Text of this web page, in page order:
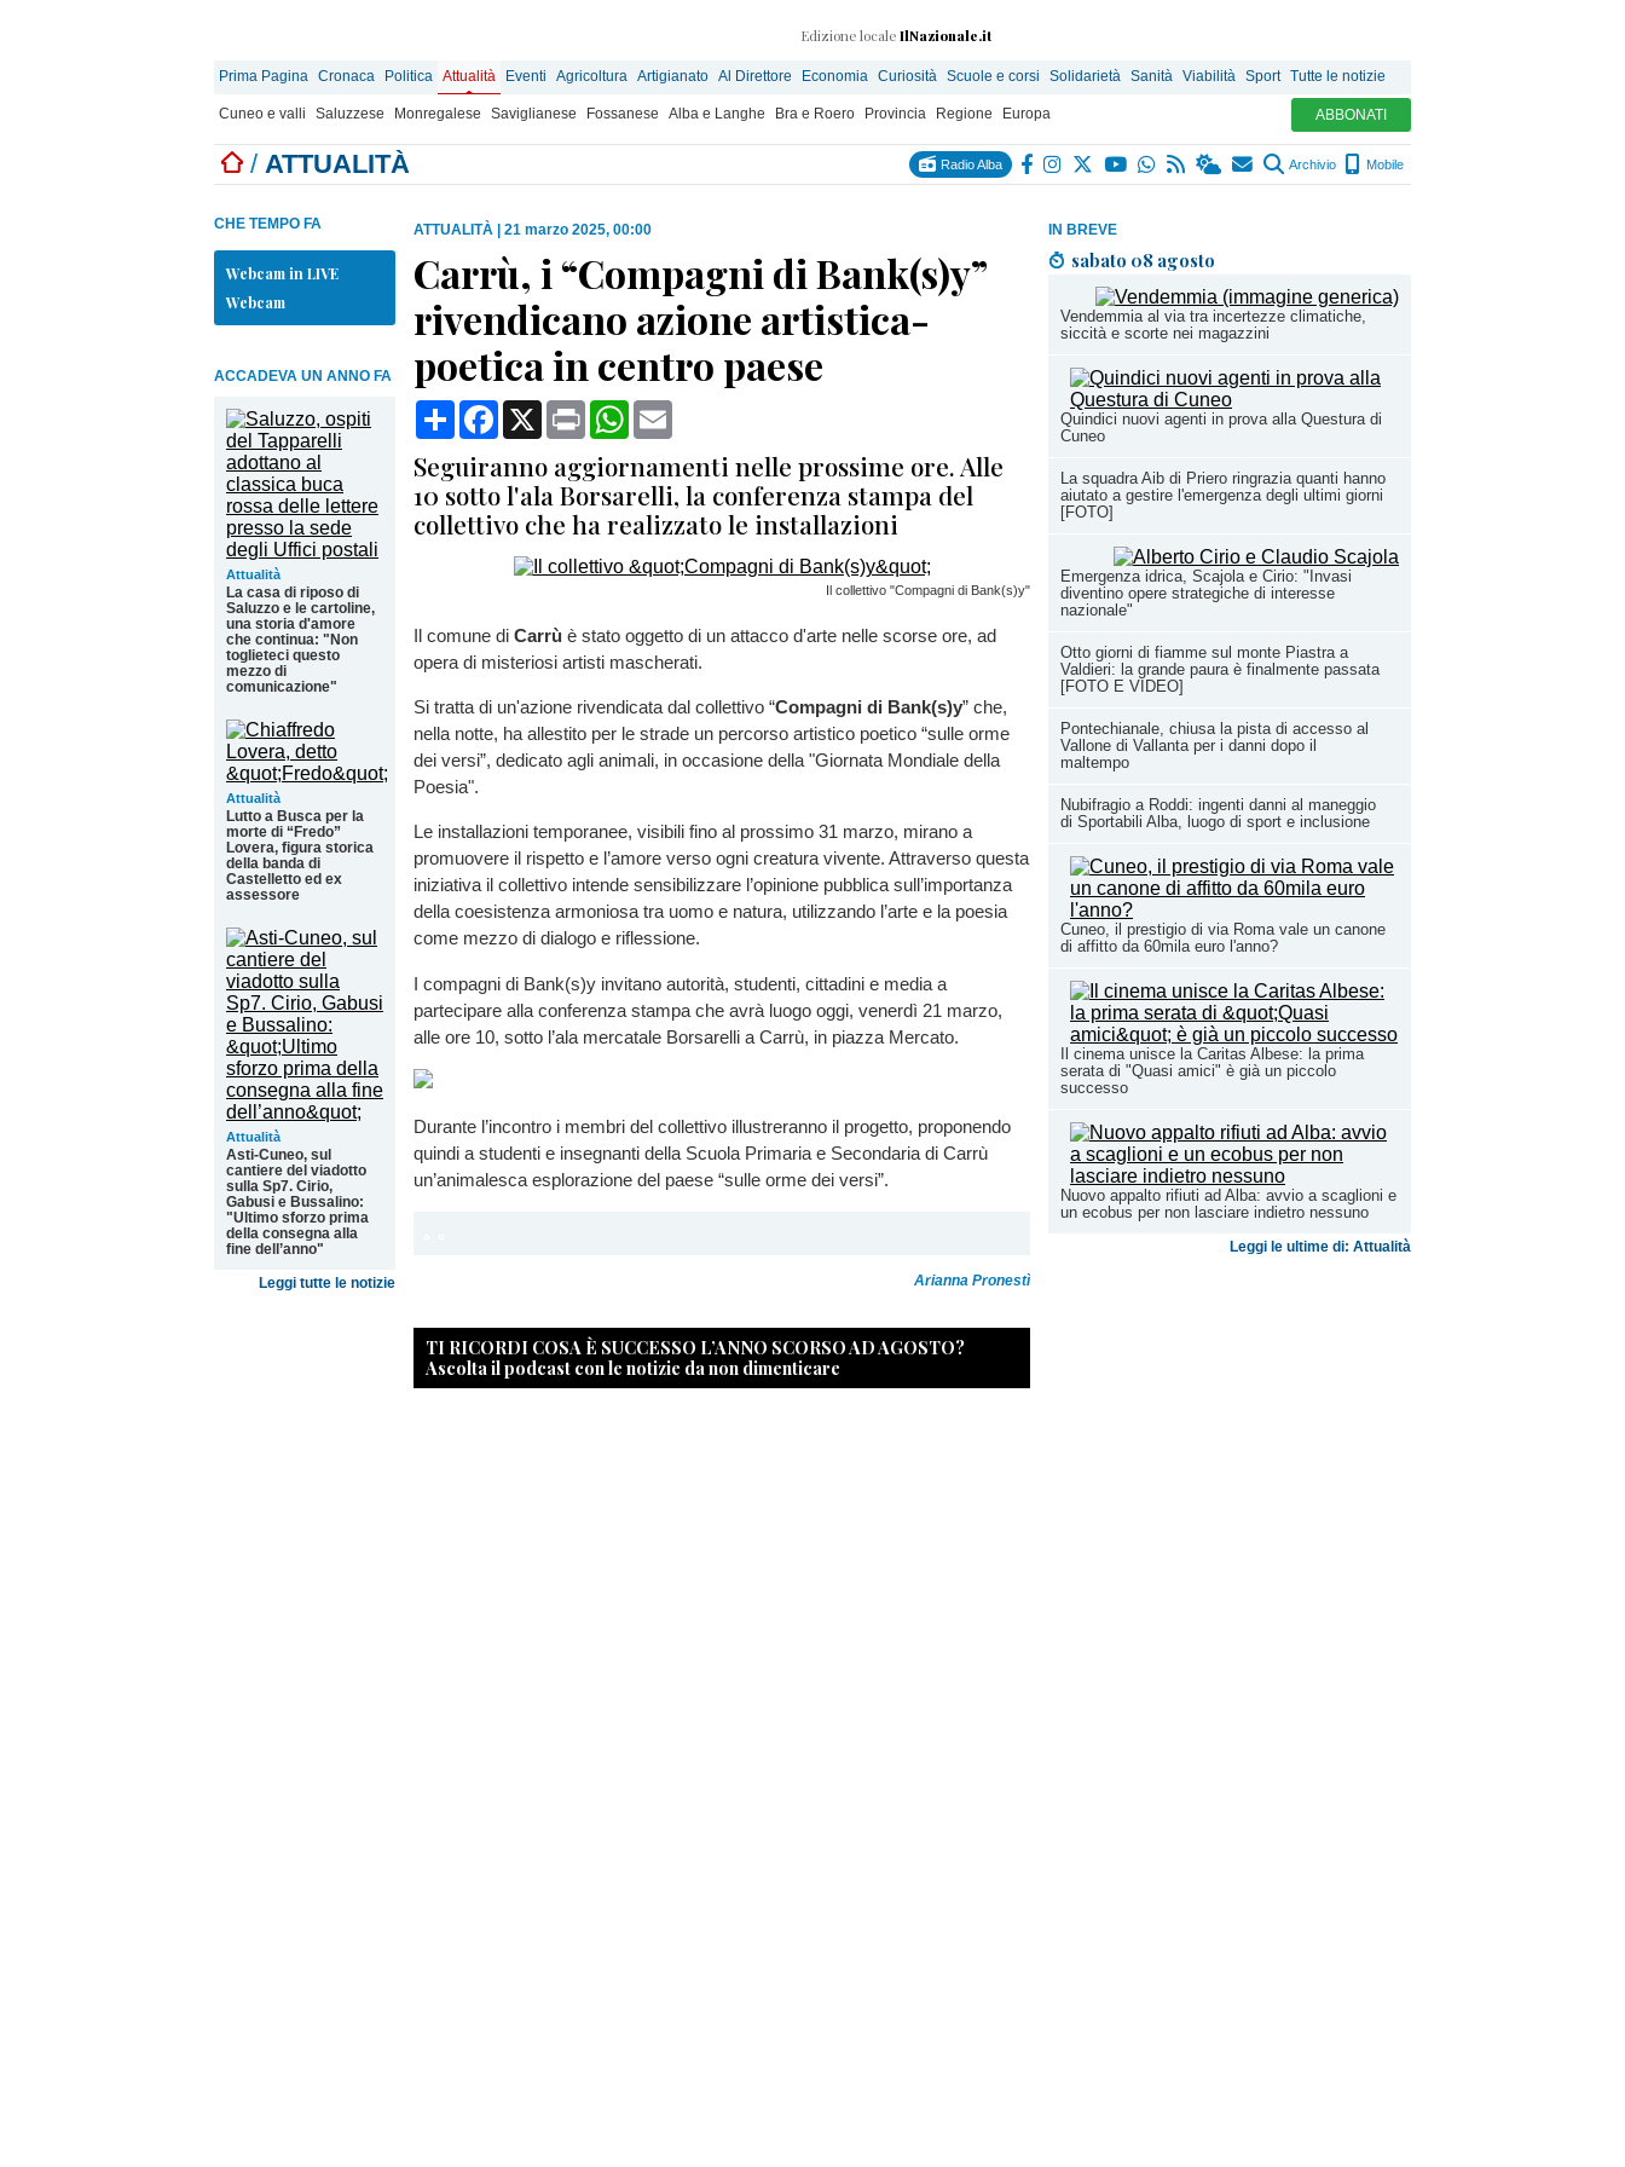
Edizione locale IlNazionale.it
Prima Pagina Cronaca Politica Attualità Eventi Agricoltura Artigianato Al Direttore Economia Curiosità Scuole e corsi Solidarietà Sanità Viabilità Sport Tutte le notizie
Cuneo e valli Saluzzese Monregalese Saviglianese Fossanese Alba e Langhe Bra e Roero Provincia Regione Europa ABBONATI
/ ATTUALITÀ Radio Alba Archivio Mobile
IN BREVE
sabato 08 agosto
Vendemmia al via tra incertezze climatiche,
siccità e scorte nei magazzini
Quindici nuovi agenti in prova alla Questura di
Cuneo
La squadra Aib di Priero ringrazia quanti hanno
aiutato a gestire l'emergenza degli ultimi giorni
[FOTO]
Emergenza idrica, Scajola e Cirio: "Invasi
diventino opere strategiche di interesse
nazionale"
Otto giorni di fiamme sul monte Piastra a
Valdieri: la grande paura è finalmente passata
[FOTO E VIDEO]
Pontechianale, chiusa la pista di accesso al
Vallone di Vallanta per i danni dopo il
maltempo
Nubifragio a Roddi: ingenti danni al maneggio
di Sportabili Alba, luogo di sport e inclusione
Cuneo, il prestigio di via Roma vale un canone
di affitto da 60mila euro l'anno?
Il cinema unisce la Caritas Albese: la prima
serata di "Quasi amici" è già un piccolo
successo
Nuovo appalto rifiuti ad Alba: avvio a scaglioni e
un ecobus per non lasciare indietro nessuno
Leggi le ultime di: Attualità
CHE TEMPO FA
Webcam in LIVE
Webcam
ACCADEVA UN ANNO FA
Attualità
La casa di riposo di
Saluzzo e le cartoline,
una storia d'amore
che continua: "Non
toglieteci questo
mezzo di
comunicazione"
Attualità
Lutto a Busca per la
morte di “Fredo”
Lovera, figura storica
della banda di
Castelletto ed ex
assessore
Attualità
Asti-Cuneo, sul
cantiere del viadotto
sulla Sp7. Cirio,
Gabusi e Bussalino:
"Ultimo sforzo prima
della consegna alla
fine dell’anno"
Leggi tutte le notizie
ATTUALITÀ 21 marzo 2025, 00:00
Carrù, i “Compagni di Bank(s)y”
rivendicano azione artistica-
poetica in centro paese
CondividiFacebook
X Print WhatsApp
Seguiranno aggiornamenti nelle prossime ore. Alle
10 sotto l'ala Borsarelli, la conferenza stampa del
collettivo che ha realizzato le installazioni
Il collettivo "Compagni di Bank(s)y"
Il comune di Carrù è stato oggetto di un attacco d'arte nelle scorse ore, ad
opera di misteriosi artisti mascherati.
Si tratta di un'azione rivendicata dal collettivo “Compagni di Bank(s)y” che,
nella notte, ha allestito per le strade un percorso artistico poetico “sulle orme
dei versi”, dedicato agli animali, in occasione della "Giornata Mondiale della
Poesia".
Le installazioni temporanee, visibili fino al prossimo 31 marzo, mirano a
promuovere il rispetto e l’amore verso ogni creatura vivente. Attraverso questa
iniziativa il collettivo intende sensibilizzare l’opinione pubblica sull’importanza
della coesistenza armoniosa tra uomo e natura, utilizzando l’arte e la poesia
come mezzo di dialogo e riflessione.
I compagni di Bank(s)y invitano autorità, studenti, cittadini e media a
partecipare alla conferenza stampa che avrà luogo oggi, venerdì 21 marzo,
alle ore 10, sotto l’ala mercatale Borsarelli a Carrù, in piazza Mercato.
Durante l’incontro i membri del collettivo illustreranno il progetto, proponendo
quindi a studenti e insegnanti della Scuola Primaria e Secondaria di Carrù
un’animalesca esplorazione del paese “sulle orme dei versi”.
Arianna Pronestì
TI RICORDI COSA È SUCCESSO L’ANNO SCORSO AD AGOSTO?
Ascolta il podcast con le notizie da non dimenticare